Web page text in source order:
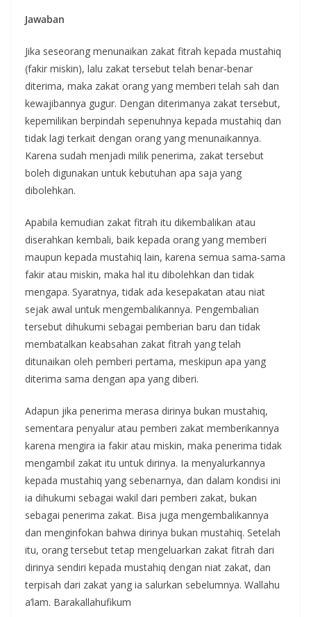
Jawaban
Jika seseorang menunaikan zakat fitrah kepada mustahiq
(fakir miskin), lalu zakat tersebut telah benar‑benar
diterima, maka zakat orang yang memberi telah sah dan
kewajibannya gugur. Dengan diterimanya zakat tersebut,
kepemilikan berpindah sepenuhnya kepada mustahiq dan
tidak lagi terkait dengan orang yang menunaikannya.
Karena sudah menjadi milik penerima, zakat tersebut
boleh digunakan untuk kebutuhan apa saja yang
dibolehkan.
Apabila kemudian zakat fitrah itu dikembalikan atau
diserahkan kembali, baik kepada orang yang memberi
maupun kepada mustahiq lain, karena semua sama‑sama
fakir atau miskin, maka hal itu dibolehkan dan tidak
mengapa. Syaratnya, tidak ada kesepakatan atau niat
sejak awal untuk mengembalikannya. Pengembalian
tersebut dihukumi sebagai pemberian baru dan tidak
membatalkan keabsahan zakat fitrah yang telah
ditunaikan oleh pemberi pertama, meskipun apa yang
diterima sama dengan apa yang diberi.
Adapun jika penerima merasa dirinya bukan mustahiq,
sementara penyalur atau pemberi zakat memberikannya
karena mengira ia fakir atau miskin, maka penerima tidak
mengambil zakat itu untuk dirinya. Ia menyalurkannya
kepada mustahiq yang sebenarnya, dan dalam kondisi ini
ia dihukumi sebagai wakil dari pemberi zakat, bukan
sebagai penerima zakat. Bisa juga mengembalikannya
dan menginfokan bahwa dirinya bukan mustahiq. Setelah
itu, orang tersebut tetap mengeluarkan zakat fitrah dari
dirinya sendiri kepada mustahiq dengan niat zakat, dan
terpisah dari zakat yang ia salurkan sebelumnya. Wallahu
a’lam. Barakallahufikum